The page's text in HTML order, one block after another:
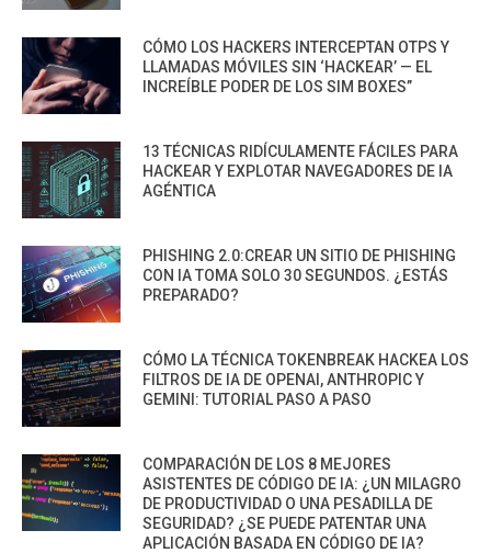
CÓMO LOS HACKERS INTERCEPTAN OTPS Y
LLAMADAS MÓVILES SIN ‘HACKEAR’ — EL
INCREÍBLE PODER DE LOS SIM BOXES”
13 TÉCNICAS RIDÍCULAMENTE FÁCILES PARA
HACKEAR Y EXPLOTAR NAVEGADORES DE IA
AGÉNTICA
PHISHING 2.0:CREAR UN SITIO DE PHISHING
CON IA TOMA SOLO 30 SEGUNDOS. ¿ESTÁS
PREPARADO?
CÓMO LA TÉCNICA TOKENBREAK HACKEA LOS
FILTROS DE IA DE OPENAI, ANTHROPIC Y
GEMINI: TUTORIAL PASO A PASO
COMPARACIÓN DE LOS 8 MEJORES
ASISTENTES DE CÓDIGO DE IA: ¿UN MILAGRO
DE PRODUCTIVIDAD O UNA PESADILLA DE
SEGURIDAD? ¿SE PUEDE PATENTAR UNA
APLICACIÓN BASADA EN CÓDIGO DE IA?